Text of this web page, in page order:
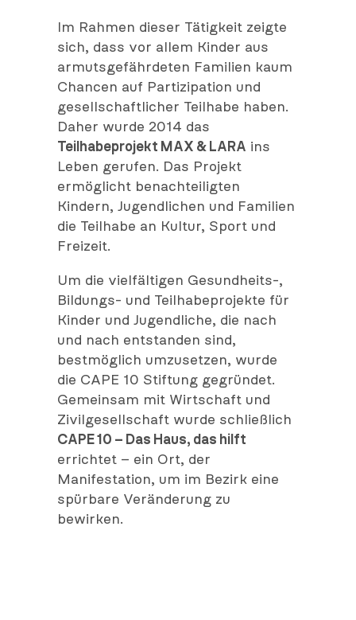
Im Rahmen dieser Tätigkeit zeigte
sich, dass vor allem Kinder aus
armutsgefährdeten Familien kaum
Chancen auf Partizipation und
gesellschaftlicher Teilhabe haben.
Daher wurde 2014 das
Teilhabeprojekt MAX & LARA ins
Leben gerufen. Das Projekt
ermöglicht benachteiligten
Kindern, Jugendlichen und Familien
die Teilhabe an Kultur, Sport und
Freizeit.
Um die vielfältigen Gesundheits-,
Bildungs- und Teilhabeprojekte für
Kinder und Jugendliche, die nach
und nach entstanden sind,
bestmöglich umzusetzen, wurde
die CAPE 10 Stiftung gegründet.
Gemeinsam mit Wirtschaft und
Zivilgesellschaft wurde schließlich
CAPE 10 – Das Haus, das hilft
errichtet – ein Ort, der
Manifestation, um im Bezirk eine
spürbare Veränderung zu
bewirken.